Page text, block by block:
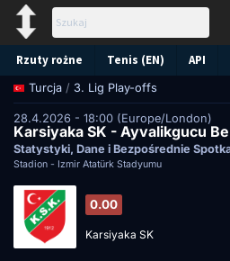
Rzuty rożne Tenis (EN) API
Turcja / 3. Lig Play-offs
28.4.2026 - 18:00 (Europe/London)
Statystyki, Dane i Bezpośrednie
Stadion - İzmir Atatürk Stadyumu
0.00
Karsiyaka SK